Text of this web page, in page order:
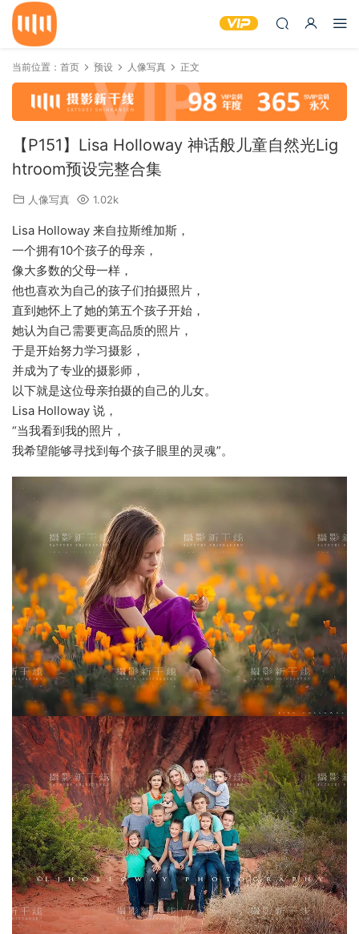
当前位置： 首页 预设 人像写真 正文
【P151】Lisa Holloway 神话般儿童自然光Lig
htroom预设完整合集
人像写真 1.02k
Lisa Holloway 来自拉斯维加斯，
一个拥有10个孩子的母亲，
像大多数的父母一样，
他也喜欢为自己的孩子们拍摄照片，
直到她怀上了她的第五个孩子开始，
她认为自己需要更高品质的照片，
于是开始努力学习摄影，
并成为了专业的摄影师，
以下就是这位母亲拍摄的自己的儿女。
Lisa Holloway 说，
“当我看到我的照片，
我希望能够寻找到每个孩子眼里的灵魂”。